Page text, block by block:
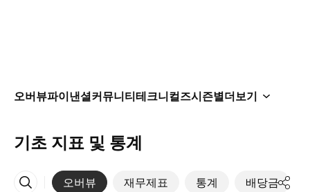
오버뷰파이낸셜커뮤니티테크니컬즈시즌별더보기
기초 지표 및 통계
오버뷰 재무제표 통계 배당금